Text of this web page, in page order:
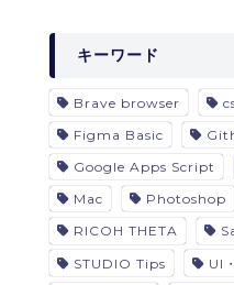
キーワード
Brave browser
Figma Basic
Google Apps Script
Mac
Photoshop
RICOH THETA
STUDIO Tips
UI